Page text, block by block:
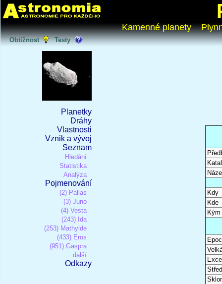
Kamenné planety
Obtížnost Testy
Planetky
Dráhy
Vlastnosti
Vznik a vývoj
Seznam
Hledání
Statistika
Analýza
Pojmenování
(2) Pallas
(3) Juno
(4) Vesta
(243) Ida
(253) Mathylde
(433) Eros
(951) Gaspra
...další
Odkazy
Kdy
Kde
Kým